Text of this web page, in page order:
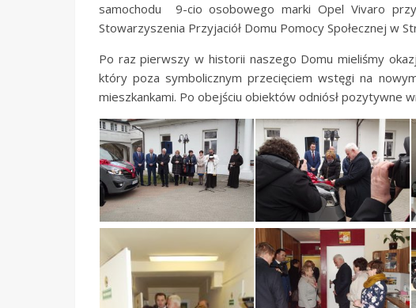
samochodu 9-cio osobowego marki Opel Vivaro
Stowarzyszenia Przyjaciół Domu Pomocy Społecznej w
Po raz pierwszy w historii naszego Domu mieliśmy
który poza symbolicznym przecięciem wstęgi na
mieszkankami. Po obejściu obiektów odniósł pozytywne